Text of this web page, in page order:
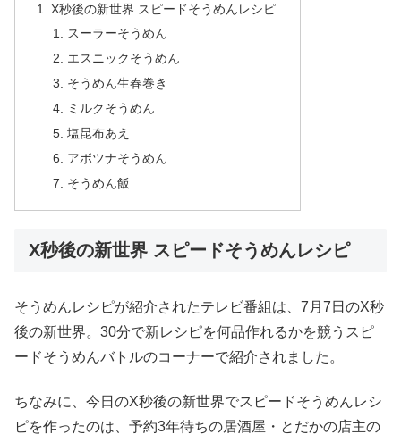
X秒後の新世界 スピードそうめんレシピ
スーラーそうめん
エスニックそうめん
そうめん生春巻き
ミルクそうめん
塩昆布あえ
アボツナそうめん
そうめん飯
X秒後の新世界 スピードそうめんレシピ
そうめんレシピが紹介されたテレビ番組は、7月7日のX秒
後の新世界。30分で新レシピを何品作れるかを競うスピ
ードそうめんバトルのコーナーで紹介されました。
ちなみに、今日のX秒後の新世界でスピードそうめんレシ
ピを作ったのは、予約3年待ちの居酒屋・とだかの店主の